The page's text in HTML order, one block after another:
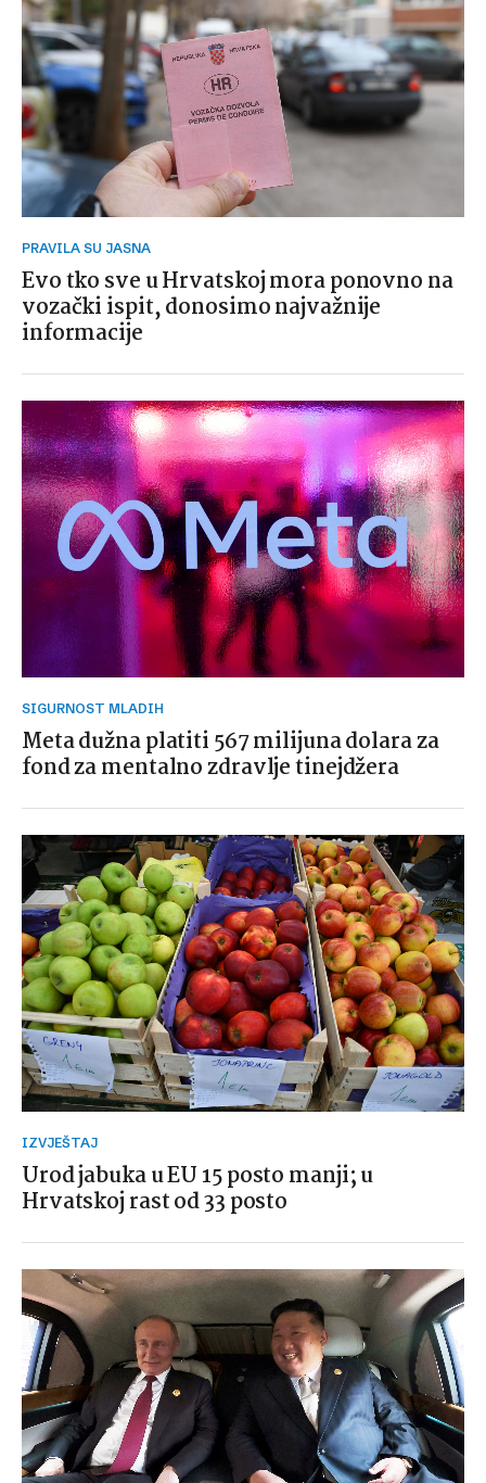
PRAVILA SU JASNA
Evo tko sve u Hrvatskoj mora ponovno na
vozački ispit, donosimo najvažnije
informacije
SIGURNOST MLADIH
Meta dužna platiti 567 milijuna dolara za
fond za mentalno zdravlje tinejdžera
IZVJEŠTAJ
Urod jabuka u EU 15 posto manji; u
Hrvatskoj rast od 33 posto